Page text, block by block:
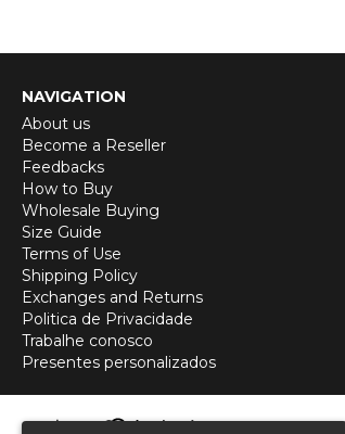
NAVIGATION
About us
Become a Reseller
Feedbacks
How to Buy
Wholesale Buying
Size Guide
Terms of Use
Shipping Policy
Exchanges and Returns
Politica de Privacidade
Trabalhe conosco
Presentes personalizados